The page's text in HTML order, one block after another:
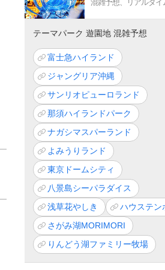
混雑予想、リアルタイ
テーマパーク 遊園地 混雑予想
富士急ハイランド
ジャングリア沖縄
サンリオピューロランド
那須ハイランドパーク
ナガシマスパーランド
よみうりランド
東京ドームシティ
八景島シーパラダイス
浅草花やしき
ハウステン
さがみ湖MORIMORI
りんどう湖ファミリー牧場